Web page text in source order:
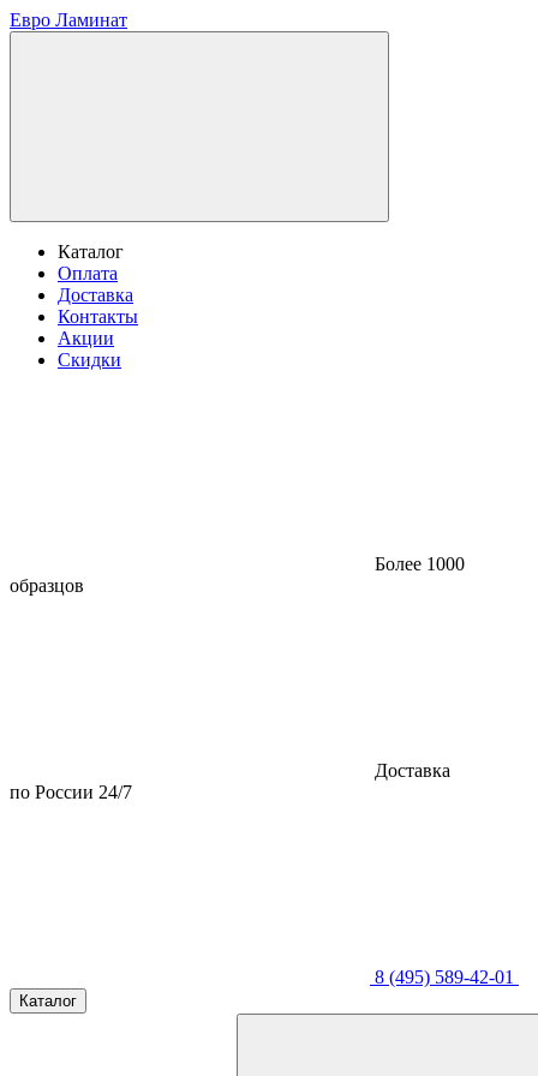
Евро Ламинат
Каталог
Оплата
Доставка
Контакты
Акции
Скидки
Более 1000
образцов
Доставка
по России 24/7
8 (495) 589-42-01
Каталог